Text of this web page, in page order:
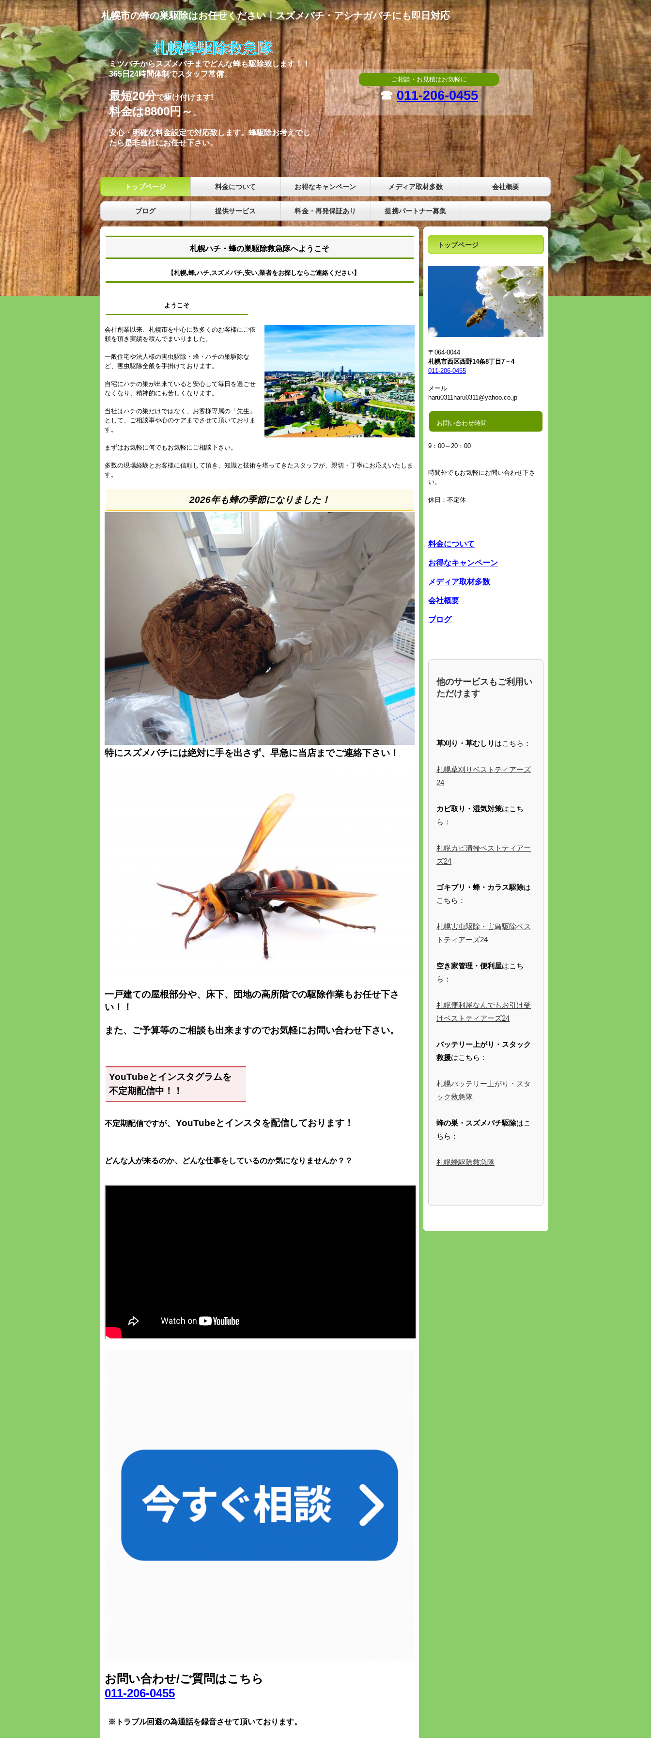
札幌市の蜂の巣駆除はお任せください｜スズメバチ・アシナガバチにも即日対応
札幌蜂駆除救急隊
ミツバチからスズメバチまでどんな蜂も駆除致します！！
365日24時間体制でスタッフ常備。
最短20分で駆け付けます!
料金は8800円～。
安心・明確な料金設定で対応致します。蜂駆除お考えでし
たら是非当社にお任せ下さい。
ご相談・お見積はお気軽に
☎011-206-0455
トップページ 料金について お得なキャンペーン メディア取材多数 会社概要
ブログ 提供サービス 料金・再発保証あり 提携パートナー募集
札幌ハチ・蜂の巣駆除救急隊へようこそ
【札幌,蜂,ハチ,スズメバチ,安い,業者をお探しならご連絡ください】
ようこそ
会社創業以来、札幌市を中心に数多くのお客様にご依
頼を頂き実績を積んでまいりました。
一般住宅や法人様の害虫駆除・蜂・ハチの巣駆除な
ど、害虫駆除全般を手掛けております。
自宅にハチの巣が出来ていると安心して毎日を過ごせ
なくなり、精神的にも苦しくなります。
当社はハチの巣だけではなく、お客様専属の「先生」
として、ご相談事や心のケアまでさせて頂いておりま
す。
まずはお気軽に何でもお気軽にご相談下さい。
多数の現場経験とお客様に信頼して頂き、知識と技術を培ってきたスタッフが、親切・丁寧にお応えいたしま
す。
2026年も蜂の季節になりました！
特にスズメバチには絶対に手を出さず、早急に当店までご連絡下さい！
一戸建ての屋根部分や、床下、団地の高所階での駆除作業もお任せ下さ
い！！
また、ご予算等のご相談も出来ますのでお気軽にお問い合わせ下さい。
YouTubeとインスタグラムを
不定期配信中！！
不定期配信ですが、YouTubeとインスタを配信しております！
どんな人が来るのか、どんな仕事をしているのか気になりませんか？？
お問い合わせ/ご質問はこちら
011-206-0455
※トラブル回避の為通話を録音させて頂いております。
トップページ
〒064-0044
札幌市西区西野14条8丁目7－4
011-206-0455
メール
haru0311haru0311@yahoo.co.jp
お問い合わせ時間
9：00～20：00
時間外でもお気軽にお問い合わせ下さ
い。
休日：不定休
料金について
お得なキャンペーン
メディア取材多数
会社概要
ブログ
他のサービスもご利用い
ただけます
草刈り・草むしり はこちら：
札幌草刈りベストティアーズ
24
カビ取り・湿気対策はこち
ら：
札幌カビ清掃ベストティアー
ズ24
ゴキブリ・蜂・カラス駆除は
こちら：
札幌害虫駆除・害鳥駆除ベス
トティアーズ24
空き家管理・便利屋はこち
ら：
札幌便利屋なんでもお引け受
けベストティアーズ24
バッテリー上がり・スタック
救援はこちら：
札幌バッテリー上がり・スタ
ック救急隊
蜂の巣・スズメバチ駆除はこ
ちら：
札幌蜂駆除救急隊